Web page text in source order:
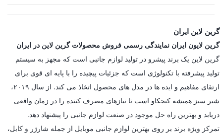
گرین لاین ایران
گرین لایون ایران نمایندگی رسمی فروش محصولات گرین لاین در ایران
گرین لاین یک برند پیشرو در تولید لوازم جانبی است که مجهز به سیستم
تولید پیشرفته با تکنولوژی است که جزئیات پیچیده را با پایه ای قوی برای
ارتقای مفاهیم و ایده ها در مدل های محصول اتخاذ می کند. از سال ۲۰۱۹،
شیر سبز همیشه کنجکاو است تا نیازهای مصرف کننده را در زمان واقعی
دریابد و بهترین راه حل موجود در صنعت لوازم جانبی را پیشنهاد دهد.
تمرکز ویژه برند بر روی بهترین لوازم جانبی موبایل از جمله شارژر و کابل،